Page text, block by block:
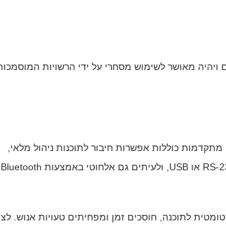
מאושר לשימוש מסחרי על ידי הרשויות
מתקדמות כוללות אפשרות חיבור לתוכנות ניהול מלאי,
לתוכנה, חוסכים זמן ומפחיתים טעויות אנוש.